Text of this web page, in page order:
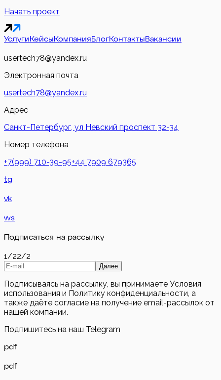
Начать проект
УслугиКейсыКомпанияБлогКонтактыВакансии
usertech78@yandex.ru
Электронная почта
usertech78@yandex.ru
Адрес
Санкт-Петербург, ул Невский проспект 32-34
Номер телефона
+7(999) 710-39-95+44 7909 679365
tg
vk
ws
Подписаться на рассылку
1/22/2
Далее
Подписываясь на рассылку, вы принимаете Условия
использования и Политику конфиденциальности, а
также даёте согласие на получение email-рассылок от
нашей компании.
Подпишитесь на наш Telegram
pdf
pdf